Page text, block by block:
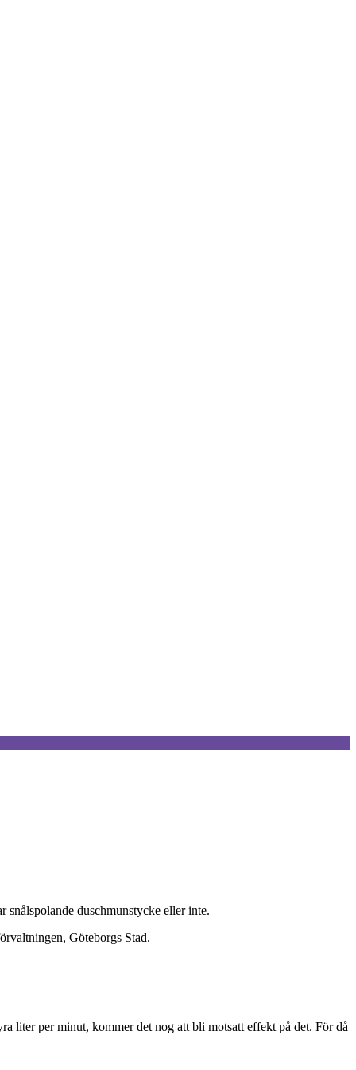
snålspolande duschmunstycke eller inte.
Göteborgs Stad.
liter per minut, kommer det nog att bli motsatt effekt på det. För då